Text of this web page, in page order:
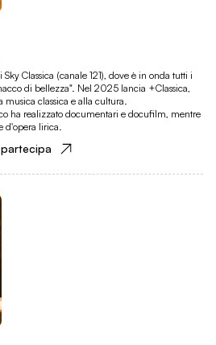
Classica (canale 121), dove è in onda tutti i
di bellezza". Nel 2025 lancia +Classica,
classica e alla cultura.
ha realizzato documentari e docufilm, mentre
d'opera lirica.